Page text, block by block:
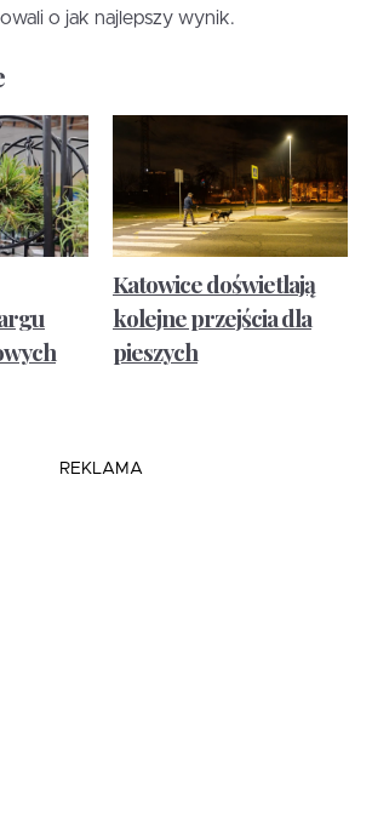
o jak najlepszy wynik.
Katowice doświetlają
kolejne przejścia dla
pieszych
REKLAMA